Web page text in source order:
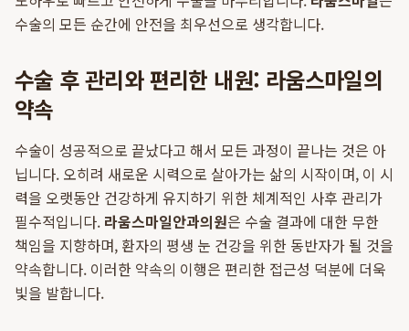
수술의 모든 순간에 안전을 최우선으로 생각합니다.
수술 후 관리와 편리한 내원: 라움스마일의
약속
수술이 성공적으로 끝났다고 해서 모든 과정이 끝나는 것은 아
닙니다. 오히려 새로운 시력으로 살아가는 삶의 시작이며, 이 시
력을 오랫동안 건강하게 유지하기 위한 체계적인 사후 관리가
필수적입니다. 라움스마일안과의원은 수술 결과에 대한 무한
책임을 지향하며, 환자의 평생 눈 건강을 위한 동반자가 될 것을
약속합니다. 이러한 약속의 이행은 편리한 접근성 덕분에 더욱
빛을 발합니다.